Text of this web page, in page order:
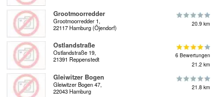
Grootmoorredder
Grootmoorredder 1,
22117 Hamburg (Öjendorf)
20.9 km
Ostlandstraße
Ostlandstraße 19,
21391 Reppenstedt
6 Bewertungen
21.2 km
Gleiwitzer Bogen
Gleiwitzer Bogen 47,
22043 Hamburg
21.8 km